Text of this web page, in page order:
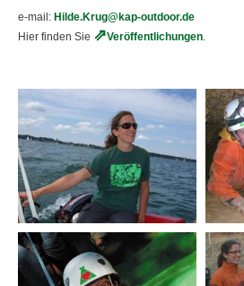
Andreas Muhr
Joachim Radewaldt
Ronny Reinhold
Helmut Schindler
Markus Schleinkofer
Christoph Schnabel
Dominik Thannhäuser
e-mail: Hilde.Krug@kap-outdoor.de
Hier finden Sie
Veröffentlichungen